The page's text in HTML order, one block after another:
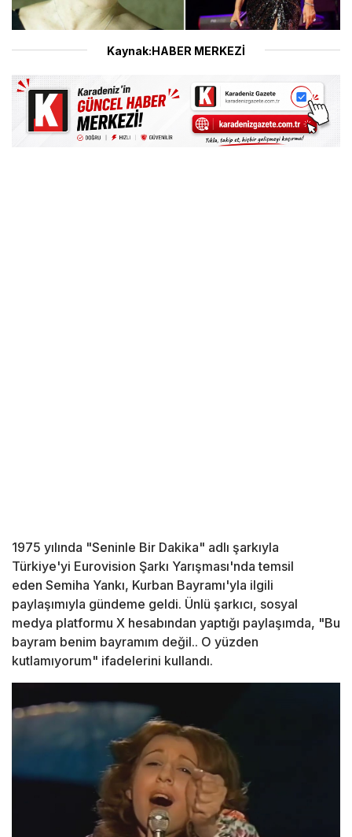
Kaynak:HABER MERKEZİ
1975 yılında "Seninle Bir Dakika" adlı şarkıyla
Türkiye'yi Eurovision Şarkı Yarışması'nda temsil
eden Semiha Yankı, Kurban Bayramı'yla ilgili
paylaşımıyla gündeme geldi. Ünlü şarkıcı, sosyal
medya platformu X hesabından yaptığı paylaşımda, "Bu
bayram benim bayramım değil.. O yüzden
kutlamıyorum" ifadelerini kullandı.